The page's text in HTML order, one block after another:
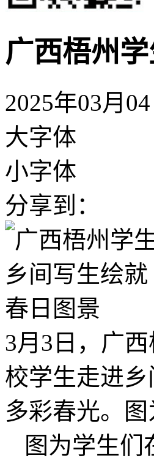
广西梧州
2025年03月
大字体
小字体
分享到：
3月3日，广
校学生走进
多彩春光。
图为学生